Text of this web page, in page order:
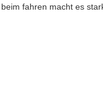
fahren macht es